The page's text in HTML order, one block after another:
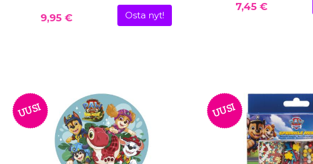
9,95 € Osta nyt!
7,45 €
UUSI UUSI